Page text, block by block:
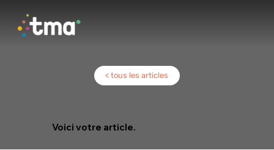
Voici votre article.
< tous les articles